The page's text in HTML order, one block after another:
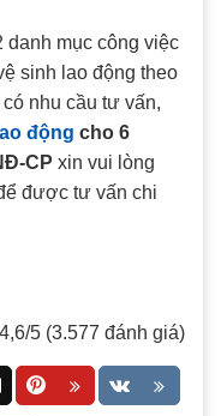
danh mục công việc
sinh lao động theo
nhu cầu tư vấn,
động cho 6
CP xin vui lòng
được tư vấn chi
4,6/5 (3.577 đánh giá)